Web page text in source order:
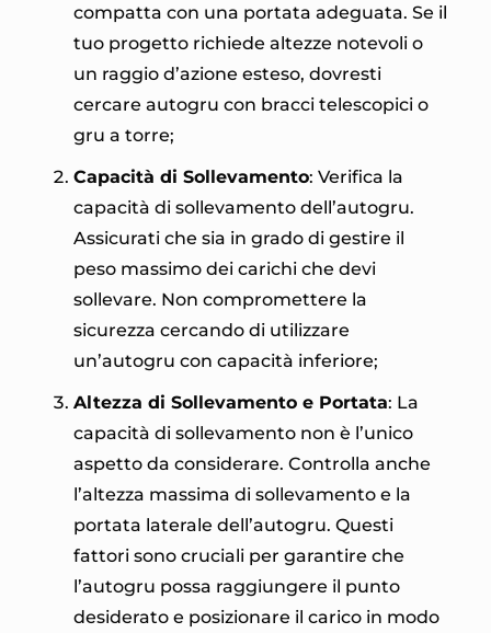
compatta con una portata adeguata. Se il
tuo progetto richiede altezze notevoli o
un raggio d’azione esteso, dovresti
cercare autogru con bracci telescopici o
gru a torre;
Capacità di Sollevamento: Verifica la
capacità di sollevamento dell’autogru.
Assicurati che sia in grado di gestire il
peso massimo dei carichi che devi
sollevare. Non compromettere la
sicurezza cercando di utilizzare
un’autogru con capacità inferiore;
Altezza di Sollevamento e Portata: La
capacità di sollevamento non è l’unico
aspetto da considerare. Controlla anche
l’altezza massima di sollevamento e la
portata laterale dell’autogru. Questi
fattori sono cruciali per garantire che
l’autogru possa raggiungere il punto
desiderato e posizionare il carico in modo